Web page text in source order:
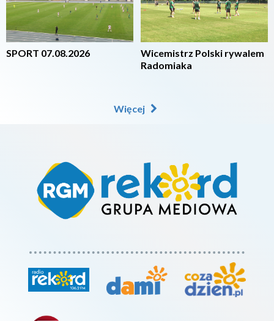
SPORT 07.08.2026
Wicemistrz Polski rywalem
Radomiaka
Więcej